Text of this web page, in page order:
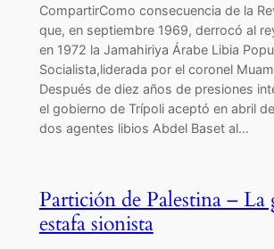
CompartirComo consecuencia de la
que, en septiembre 1969, derrocó al
en 1972 la Jamahiriya Árabe Libia
Socialista,liderada por el coronel
Después de diez años de presiones
el gobierno de Trípoli aceptó en abril
dos agentes libios Abdel Baset al…
Partición de Palestina – La
estafa sionista